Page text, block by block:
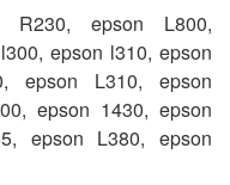
R230, epson L800,
epson l310, epson
epson L310, epson
epson 1430, epson
epson L380, epson